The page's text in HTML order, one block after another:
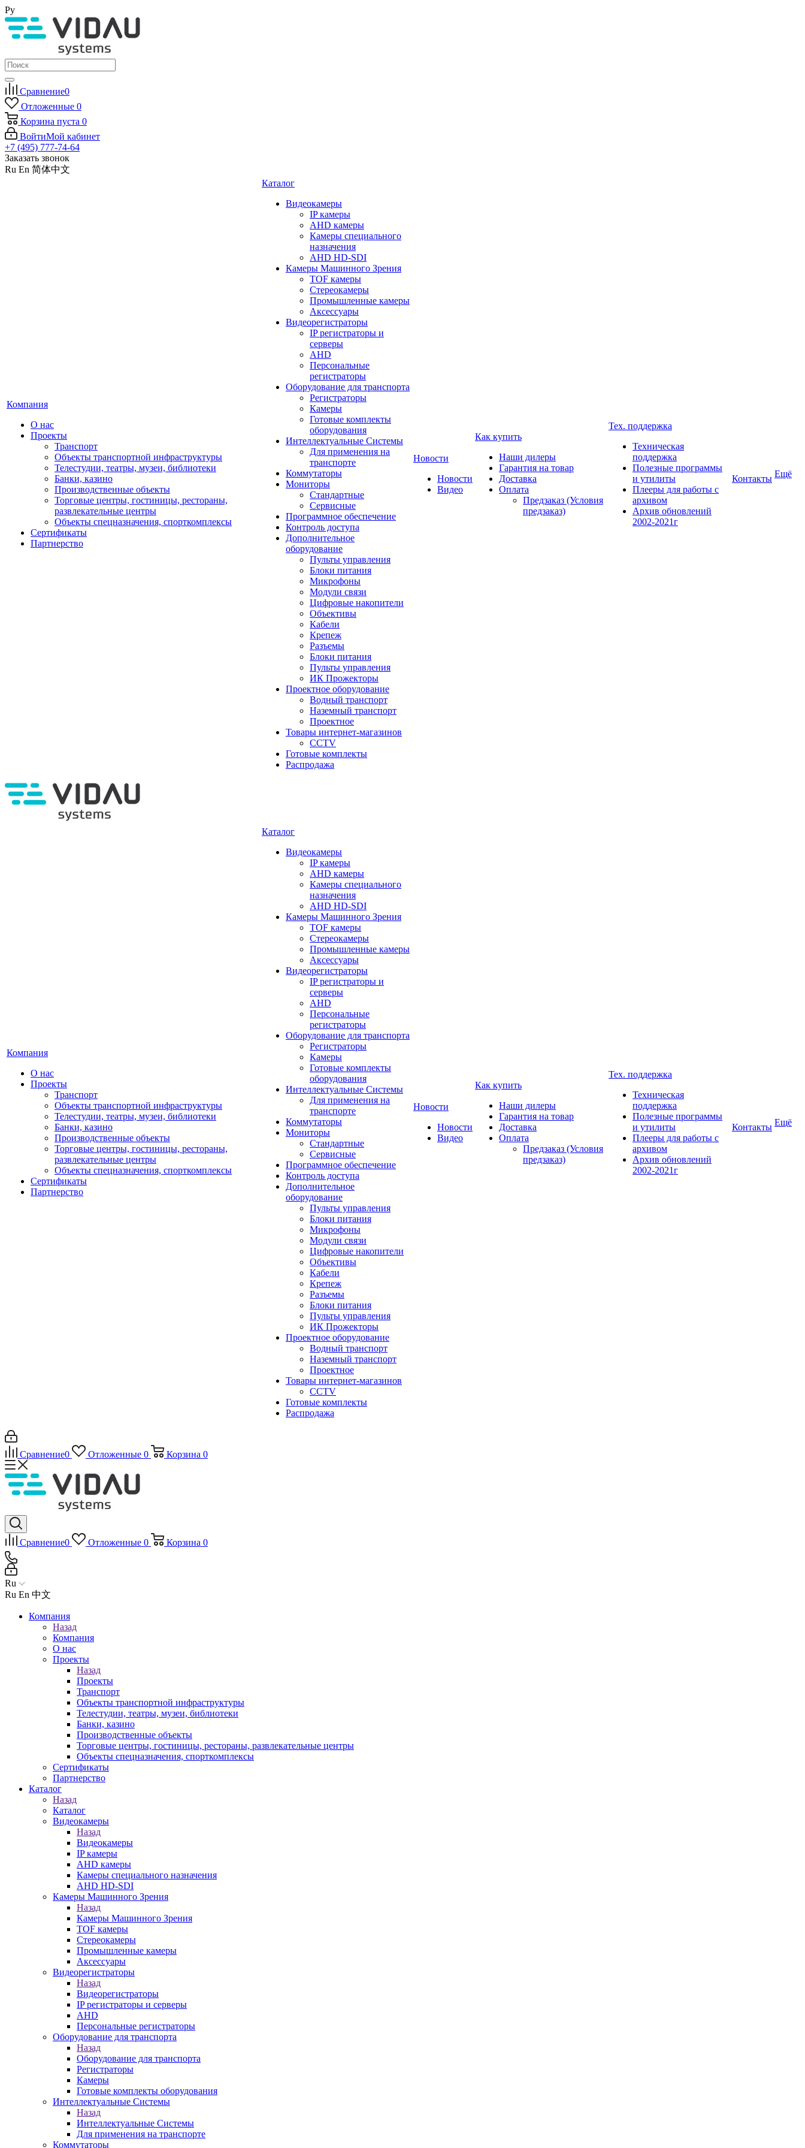
Ру
Сравнение0
Отложенные 0
Корзина пуста 0
ВойтиМой кабинет
+7 (495) 777-74-64
Заказать звонок
Ru En 简体中文
Компания
О нас
Проекты
Транспорт
Объекты транспортной инфраструктуры
Телестудии, театры, музеи, библиотеки
Банки, казино
Производственные объекты
Торговые центры, гостиницы, рестораны,
развлекательные центры
Объекты спецназначения, спорткомплексы
Сертификаты
Партнерство
Каталог
Видеокамеры
IP камеры
AHD камеры
Камеры специального
назначения
AHD HD-SDI
Камеры Машинного Зрения
TOF камеры
Стереокамеры
Промышленные камеры
Аксессуары
Видеорегистраторы
IP регистраторы и
серверы
AHD
Персональные
регистраторы
Оборудование для транспорта
Регистраторы
Камеры
Готовые комплекты
оборудования
Интеллектуальные Системы
Для применения на
транспорте
Коммутаторы
Мониторы
Стандартные
Сервисные
Программное обеспечение
Контроль доступа
Дополнительное
оборудование
Пульты управления
Блоки питания
Микрофоны
Модули связи
Цифровые накопители
Объективы
Кабели
Крепеж
Разъемы
Блоки питания
Пульты управления
ИК Прожекторы
Проектное оборудование
Водный транспорт
Наземный транспорт
Проектное
Товары интернет-магазинов
CCTV
Готовые комплекты
Распродажа
Новости
Новости
Видео
Как купить
Наши дилеры
Гарантия на товар
Доставка
Оплата
Предзаказ (Условия
предзаказ)
Тех. поддержка
Техническая
поддержка
Полезные программы
и утилиты
Плееры для работы с
архивом
Архив обновлений
2002-2021г
Контакты Ещё
Компания
О нас
Проекты
Транспорт
Объекты транспортной инфраструктуры
Телестудии, театры, музеи, библиотеки
Банки, казино
Производственные объекты
Торговые центры, гостиницы, рестораны,
развлекательные центры
Объекты спецназначения, спорткомплексы
Сертификаты
Партнерство
Каталог
Видеокамеры
IP камеры
AHD камеры
Камеры специального
назначения
AHD HD-SDI
Камеры Машинного Зрения
TOF камеры
Стереокамеры
Промышленные камеры
Аксессуары
Видеорегистраторы
IP регистраторы и
серверы
AHD
Персональные
регистраторы
Оборудование для транспорта
Регистраторы
Камеры
Готовые комплекты
оборудования
Интеллектуальные Системы
Для применения на
транспорте
Коммутаторы
Мониторы
Стандартные
Сервисные
Программное обеспечение
Контроль доступа
Дополнительное
оборудование
Пульты управления
Блоки питания
Микрофоны
Модули связи
Цифровые накопители
Объективы
Кабели
Крепеж
Разъемы
Блоки питания
Пульты управления
ИК Прожекторы
Проектное оборудование
Водный транспорт
Наземный транспорт
Проектное
Товары интернет-магазинов
CCTV
Готовые комплекты
Распродажа
Новости
Новости
Видео
Как купить
Наши дилеры
Гарантия на товар
Доставка
Оплата
Предзаказ (Условия
предзаказ)
Тех. поддержка
Техническая
поддержка
Полезные программы
и утилиты
Плееры для работы с
архивом
Архив обновлений
2002-2021г
Контакты Ещё
Сравнение0 Отложенные 0 Корзина 0
Сравнение0 Отложенные 0 Корзина 0
Ru
Ru En 中文
Компания
Назад
Компания
О нас
Проекты
Назад
Проекты
Транспорт
Объекты транспортной инфраструктуры
Телестудии, театры, музеи, библиотеки
Банки, казино
Производственные объекты
Торговые центры, гостиницы, рестораны, развлекательные центры
Объекты спецназначения, спорткомплексы
Сертификаты
Партнерство
Каталог
Назад
Каталог
Видеокамеры
Назад
Видеокамеры
IP камеры
AHD камеры
Камеры специального назначения
AHD HD-SDI
Камеры Машинного Зрения
Назад
Камеры Машинного Зрения
TOF камеры
Стереокамеры
Промышленные камеры
Аксессуары
Видеорегистраторы
Назад
Видеорегистраторы
IP регистраторы и серверы
AHD
Персональные регистраторы
Оборудование для транспорта
Назад
Оборудование для транспорта
Регистраторы
Камеры
Готовые комплекты оборудования
Интеллектуальные Системы
Назад
Интеллектуальные Системы
Для применения на транспорте
Коммутаторы